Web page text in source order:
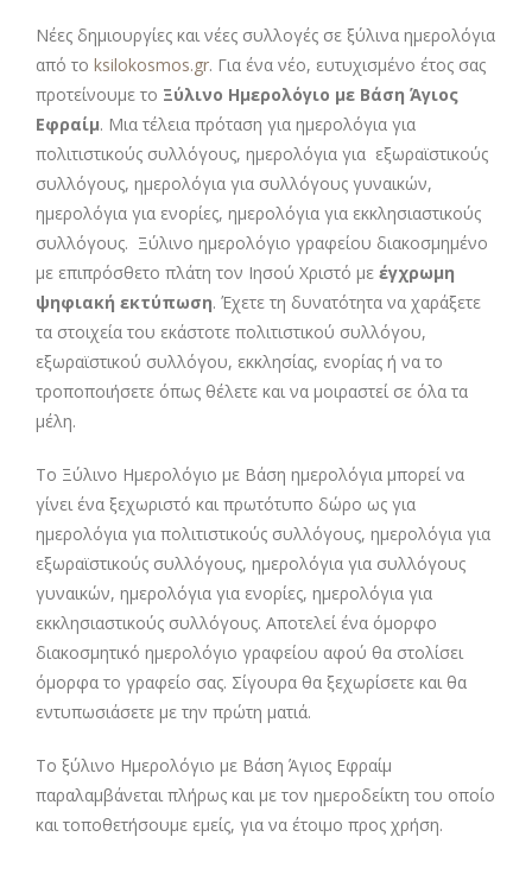
Νέες δημιουργίες και νέες συλλογές σε ξύλινα ημερολόγια
από το ksilokosmos.gr. Για ένα νέο, ευτυχισμένο έτος σας
προτείνουμε το Ξύλινο Ημερολόγιο με Βάση Άγιος
Εφραίμ. Μια τέλεια πρόταση για ημερολόγια για
πολιτιστικούς συλλόγους, ημερολόγια για εξωραϊστικούς
συλλόγους, ημερολόγια για συλλόγους γυναικών,
ημερολόγια για ενορίες, ημερολόγια για εκκλησιαστικούς
συλλόγους. Ξύλινο ημερολόγιο γραφείου διακοσμημένο
με επιπρόσθετο πλάτη τον Ιησού Χριστό με έγχρωμη
ψηφιακή εκτύπωση. Έχετε τη δυνατότητα να χαράξετε
τα στοιχεία του εκάστοτε πολιτιστικού συλλόγου,
εξωραϊστικού συλλόγου, εκκλησίας, ενορίας ή να το
τροποποιήσετε όπως θέλετε και να μοιραστεί σε όλα τα
μέλη.
Το Ξύλινο Ημερολόγιο με Βάση ημερολόγια μπορεί να
γίνει ένα ξεχωριστό και πρωτότυπο δώρο ως για
ημερολόγια για πολιτιστικούς συλλόγους, ημερολόγια για
εξωραϊστικούς συλλόγους, ημερολόγια για συλλόγους
γυναικών, ημερολόγια για ενορίες, ημερολόγια για
εκκλησιαστικούς συλλόγους. Αποτελεί ένα όμορφο
διακοσμητικό ημερολόγιο γραφείου αφού θα στολίσει
όμορφα το γραφείο σας. Σίγουρα θα ξεχωρίσετε και θα
εντυπωσιάσετε με την πρώτη ματιά.
Το ξύλινο Ημερολόγιο με Βάση Άγιος Εφραίμ
παραλαμβάνεται πλήρως και με τον ημεροδείκτη του οποίο
και τοποθετήσουμε εμείς, για να έτοιμο προς χρήση.